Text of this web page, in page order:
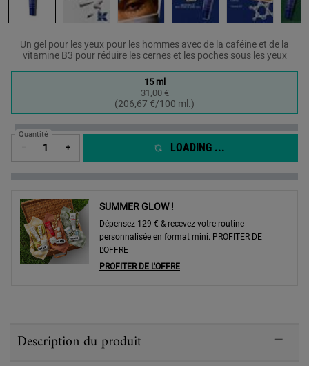
Un gel pour les yeux pour les hommes avec de la caféine et de la
vitamine B3 pour réduire les cernes et les poches sous les yeux
Selected
15 ml
31,00 €
(206,67 €/100 ml.)
, 1 of 1
Quantité
+ LOADING ...
SUMMER GLOW !
Dépensez 129 € & recevez votre routine
personnalisée en format mini. PROFITER DE
L'OFFRE
PROFITER DE L'OFFRE
Description du produit